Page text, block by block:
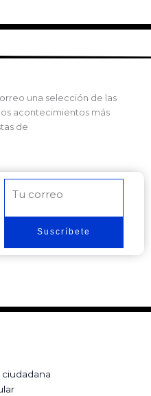
una selección de las
acontecimientos más
de
electrónico
Suscríbete